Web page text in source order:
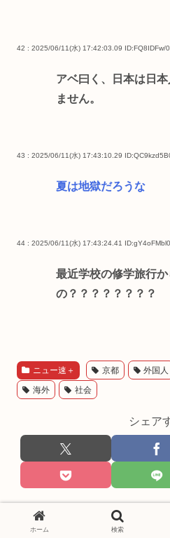
42 : 2025/06/11(水) 17:42:03.09 ID:FQ8IDFw/0
アベ曰く、日本は日
ません。
43 : 2025/06/11(水) 17:43:10.29
夏は地獄だろうな
44 : 2025/06/11(水) 17:43:24.41 ID:gY4oFMbl0
最近学校の修学旅行
の？？？？？？？？
ニュー速＋ 京都 外国人
海外 社会
シェア
ホーム 検索